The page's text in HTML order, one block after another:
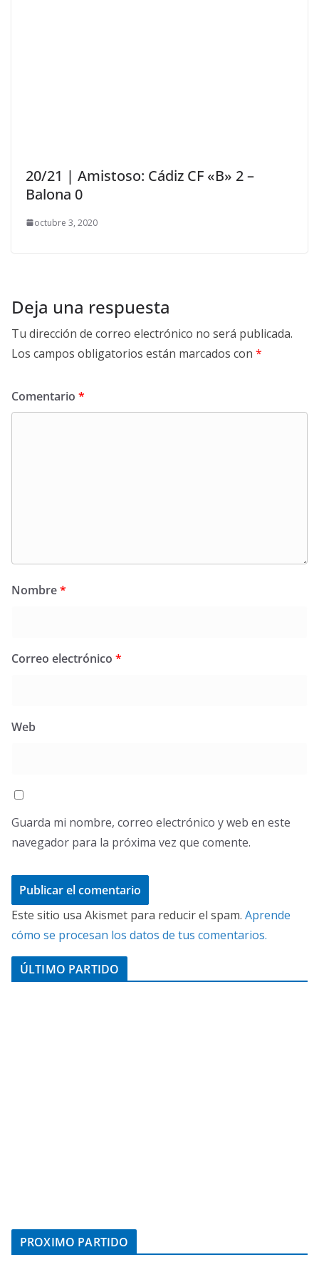
20/21 | Amistoso: Cádiz CF «B» 2 –
Balona 0
octubre 3, 2020
Deja una respuesta
Tu dirección de correo electrónico no será publicada.
Los campos obligatorios están marcados con *
Comentario *
Nombre*
Correo electrónico *
Web
Guarda mi nombre, correo electrónico y web en este
navegador para la próxima vez que comente.
Este sitio usa Akismet para reducir el spam. Aprende
cómo se procesan los datos de tus comentarios.
ÚLTIMO PARTIDO
PROXIMO PARTIDO